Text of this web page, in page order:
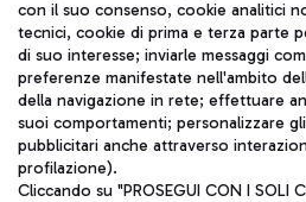
TRAVEL
ITA
con il suo consenso, cookie analitici
tecnici, cookie di prima e terza parte
di suo interesse; inviarle messaggi
preferenze manifestate nell'ambito
della navigazione in rete; effettuare
suoi comportamenti; personalizzare
pubblicitari anche attraverso
profilazione).
Cliccando su "PROSEGUI CON I SOLI